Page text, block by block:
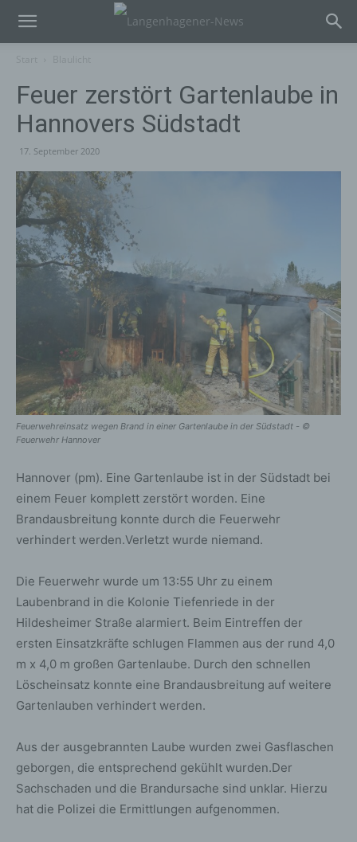
Feuer zerstört Gartenlaube in
Hannovers Südstadt
17. September 2020
Feuerwehreinsatz wegen Brand in einer Gartenlaube in der Südstadt - ©
Feuerwehr Hannover
Hannover (pm). Eine Gartenlaube ist in der Südstadt bei
einem Feuer komplett zerstört worden. Eine
Brandausbreitung konnte durch die Feuerwehr
verhindert werden.Verletzt wurde niemand.
Die Feuerwehr wurde um 13:55 Uhr zu einem
Laubenbrand in die Kolonie Tiefenriede in der
Hildesheimer Straße alarmiert. Beim Eintreffen der
ersten Einsatzkräfte schlugen Flammen aus der rund 4,0
m x 4,0 m großen Gartenlaube. Durch den schnellen
Löscheinsatz konnte eine Brandausbreitung auf weitere
Gartenlauben verhindert werden.
Aus der ausgebrannten Laube wurden zwei Gasflaschen
geborgen, die entsprechend gekühlt wurden.Der
Sachschaden und die Brandursache sind unklar. Hierzu
hat die Polizei die Ermittlungen aufgenommen.